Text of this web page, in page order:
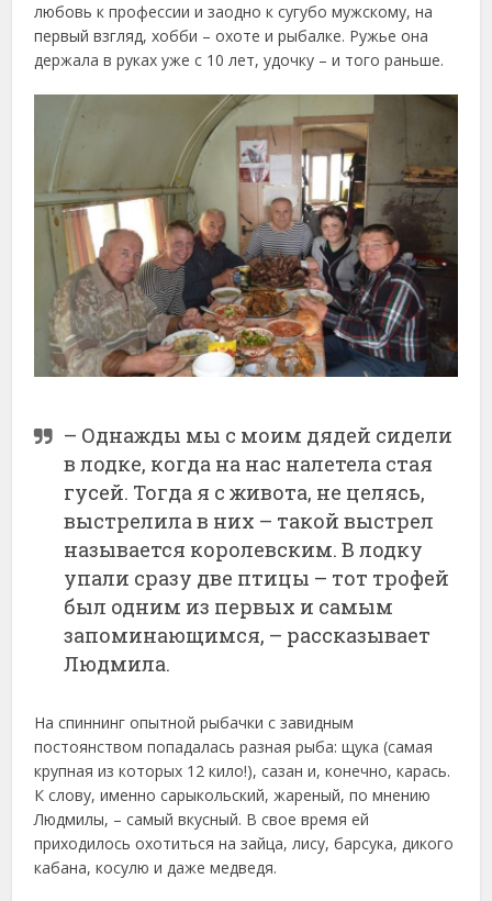
любовь к профессии и заодно к сугубо мужскому, на
первый взгляд, хобби – охоте и рыбалке. Ружье она
держала в руках уже с 10 лет, удочку – и того раньше.
– Однажды мы с моим дядей сидели
в лодке, когда на нас налетела стая
гусей. Тогда я с живота, не целясь,
выстрелила в них – такой выстрел
называется королевским. В лодку
упали сразу две птицы – тот трофей
был одним из первых и самым
запоминающимся, – рассказывает
Людмила.
На спиннинг опытной рыбачки с завидным
постоянством попадалась разная рыба: щука (самая
крупная из которых 12 кило!), сазан и, конечно, карась.
К слову, именно сарыкольский, жареный, по мнению
Людмилы, – самый вкусный. В свое время ей
приходилось охотиться на зайца, лису, барсука, дикого
кабана, косулю и даже медведя.